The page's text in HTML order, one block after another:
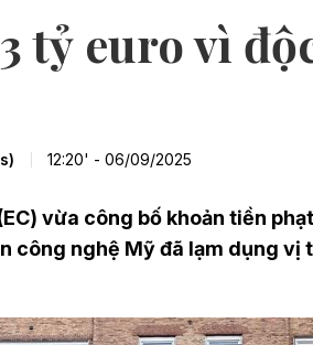
tỷ euro vì
12:20' - 06/09/2025
vừa công bố khoản tiền
công nghệ Mỹ đã lạm dụng